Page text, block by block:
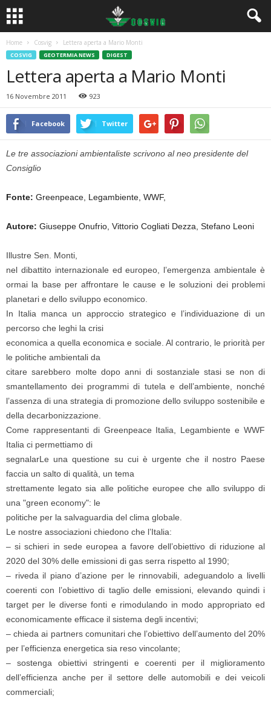
Home Cosvig Lettera aperta a Mario Monti
COSVIG GEOTERMIA NEWS DIGEST
Lettera aperta a Mario Monti
16 Novembre 2011 923
Facebook Twitter
Le tre associazioni ambientaliste scrivono al neo presidente del
Consiglio
Fonte: Greenpeace, Legambiente, WWF,
Autore: Giuseppe Onufrio, Vittorio Cogliati Dezza, Stefano Leoni
Illustre Sen. Monti,
nel dibattito internazionale ed europeo, l’emergenza ambientale è
ormai la base per affrontare le cause e le soluzioni dei problemi
planetari e dello sviluppo economico.
In Italia manca un approccio strategico e l’individuazione di un
percorso che leghi la crisi
economica a quella economica e sociale. Al contrario, le priorità per
le politiche ambientali da
citare sarebbero molte dopo anni di sostanziale stasi se non di
smantellamento dei programmi di tutela e dell’ambiente, nonché
l’assenza di una strategia di promozione dello sviluppo sostenibile e
della decarbonizzazione.
Come rappresentanti di Greenpeace Italia, Legambiente e WWF
Italia ci permettiamo di
segnalarLe una questione su cui è urgente che il nostro Paese
faccia un salto di qualità, un tema
strettamente legato sia alle politiche europee che allo sviluppo di
una "green economy": le
politiche per la salvaguardia del clima globale.
Le nostre associazioni chiedono che l’Italia:
– si schieri in sede europea a favore dell’obiettivo di riduzione al
2020 del 30% delle emissioni di gas serra rispetto al 1990;
– riveda il piano d’azione per le rinnovabili, adeguandolo a livelli
coerenti con l’obiettivo di taglio delle emissioni, elevando quindi i
target per le diverse fonti e rimodulando in modo appropriato ed
economicamente efficace il sistema degli incentivi;
– chieda ai partners comunitari che l’obiettivo dell’aumento del 20%
per l’efficienza energetica sia reso vincolante;
– sostenga obiettivi stringenti e coerenti per il miglioramento
dell’efficienza anche per il settore delle automobili e dei veicoli
commerciali;